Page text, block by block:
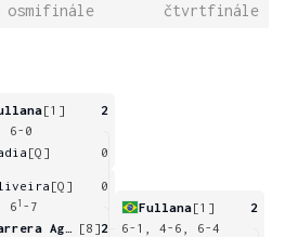
osmifinále čtvrtfinále
[1]
2
6-0
[Q] 0
[Q]
0
6 1 -7
[8]2
Fullana[1]
2
6-1, 4-6, 6-4